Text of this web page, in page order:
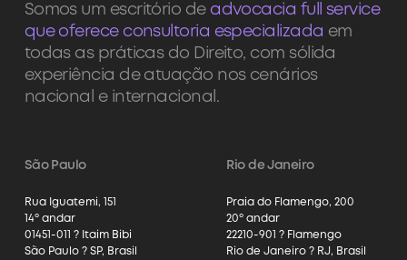
Somos um escritório de advocacia full service
que oferece consultoria especializada em
todas as práticas do Direito, com sólida
experiência de atuação nos cenários
nacional e internacional.
São Paulo
Rua Iguatemi, 151
14º andar
01451-011 ? Itaim Bibi
São Paulo ? SP, Brasil
Rio de Janeiro
Praia do Flamengo, 200
20º andar
22210-901 ? Flamengo
Rio de Janeiro ? RJ, Brasil